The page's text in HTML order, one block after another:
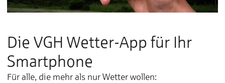
Die VGH Wetter-App für Ihr
Smart­phone
Für al­le, die mehr als nur Wet­ter wol­len: